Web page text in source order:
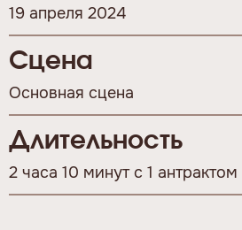
19 апреля 2024
Сцена
Основная сцена
Длительность
2 часа 10 минут с 1 антрактом